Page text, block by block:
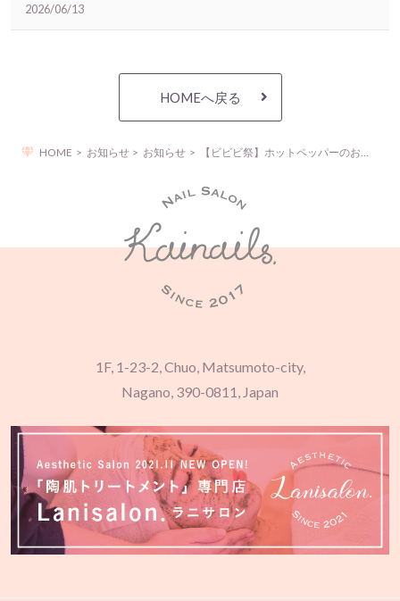
2026/06/13
HOMEへ戻る
HOME お知らせ お知らせ
1F, 1-23-2, Chuo, Matsumoto-city,
Nagano, 390-0811, Japan